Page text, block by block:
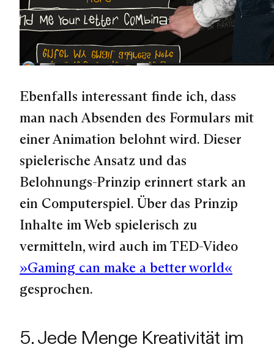
Ebenfalls interessant finde ich, dass
man nach Absenden des Formulars mit
einer Animation belohnt wird. Dieser
spielerische Ansatz und das
Belohnungs-Prinzip erinnert stark an
ein Computerspiel. Über das Prinzip
Inhalte im Web spielerisch zu
vermitteln, wird auch im TED-Video
»Gaming can make a better world«
gesprochen.
5. Jede Menge Kreativität im